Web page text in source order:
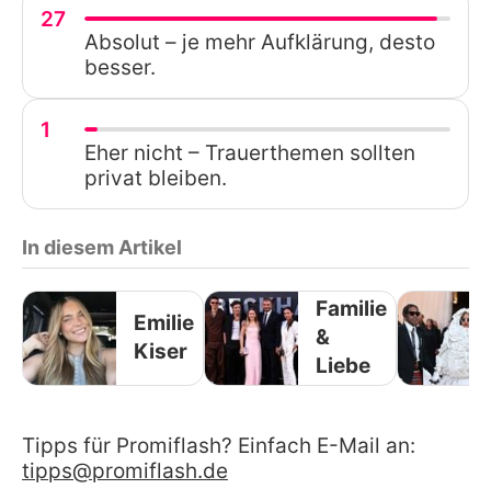
27
Absolut – je mehr Aufklärung, desto
besser.
1
Eher nicht – Trauerthemen sollten
privat bleiben.
In diesem Artikel
Emilie
Kiser
Familie
&
Liebe
Tipps für Promiflash? Einfach E-Mail an:
tipps@promiflash.de